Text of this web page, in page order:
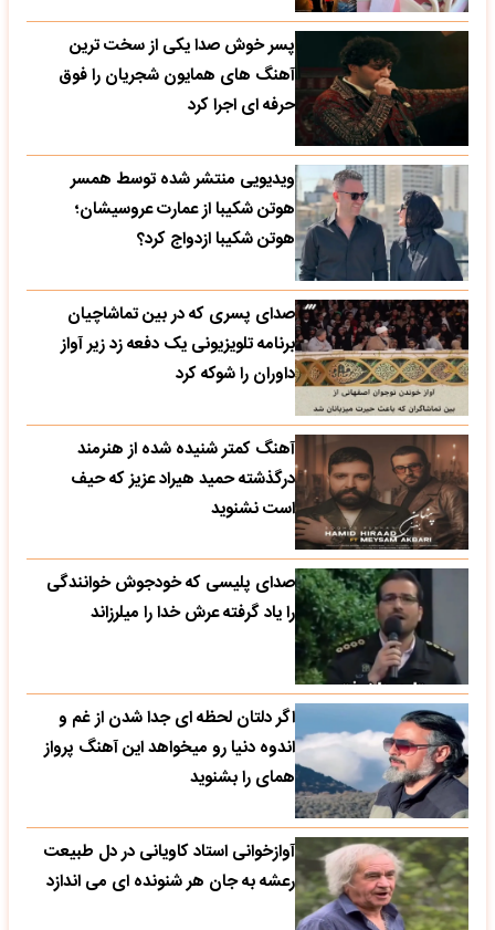
پسر خوش صدا یکی از سخت ترین
آهنگ های همایون شجریان را فوق
حرفه ای اجرا کرد
ویدیویی منتشر شده توسط همسر
هوتن شکیبا از عمارت عروسیشان؛
هوتن شکیبا ازدواج کرد؟
صدای پسری که در بین تماشاچیان
برنامه تلویزیونی یک دفعه زد زیر آواز
داوران را شوکه کرد
آهنگ کمتر شنیده شده از هنرمند
درگذشته حمید هیراد عزیز که حیف
است نشنوید
صدای پلیسی که خودجوش خوانندگی
را یاد گرفته عرش خدا را میلرزاند
اگر دلتان لحظه ای جدا شدن از غم و
اندوه دنیا رو میخواهد این آهنگ پرواز
همای را بشنوید
آوازخوانی استاد کاویانی در دل طبیعت
رعشه به جان هر شنونده ای می اندازد